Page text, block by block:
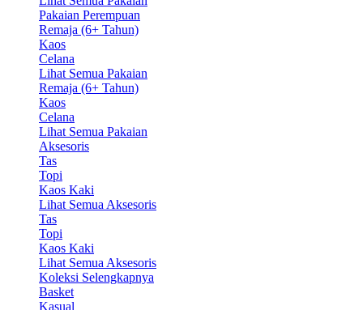
Pakaian Perempuan
Remaja (6+ Tahun)
Kaos
Celana
Lihat Semua Pakaian
Remaja (6+ Tahun)
Kaos
Celana
Lihat Semua Pakaian
Aksesoris
Tas
Topi
Kaos Kaki
Lihat Semua Aksesoris
Tas
Topi
Kaos Kaki
Lihat Semua Aksesoris
Koleksi Selengkapnya
Basket
Kasual